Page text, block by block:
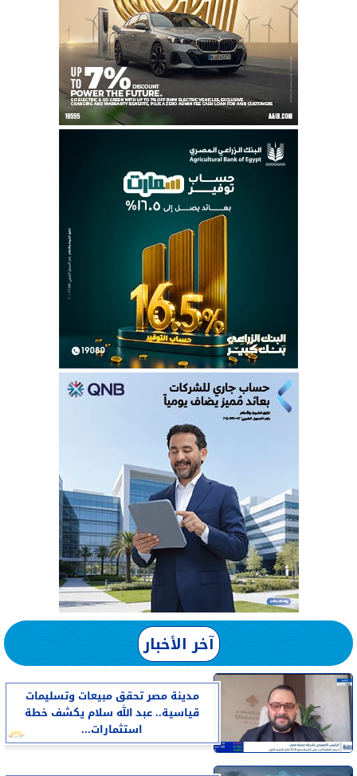
آخر الأخبار
مدينة مصر تحقق مبيعات وتسليمات
قياسية.. عبد الله سلام يكشف خطة
استثمارات...